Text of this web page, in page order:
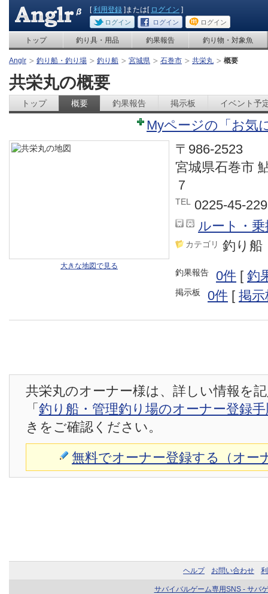
[利用登録 ]または[ ログイン ]
ログイン ログイン ログイン
トップ 釣り具・用品 釣果報告 釣り物・対象魚
Anglr 釣り船・釣り場 釣り船 宮城県 石巻市 共栄丸 概要
共栄丸の概要
トップ 概要 釣果報告 掲示板 イベント予
Myページの「お気
大きな地図で見る
〒986-2523
宮城県石巻市
７
TEL
0225-45-
ルート・
カテゴリ 釣り船
釣果報告 0件 [ 釣
掲示板 0件 [ 掲
共栄丸のオーナー様は、詳しい情報を
「 釣り船・管理釣り場のオーナー登録
きをご確認ください。
無料でオーナー登録する（オー
ヘルプ お問い合わせ
サバイバルゲーム専用SNS - サバ